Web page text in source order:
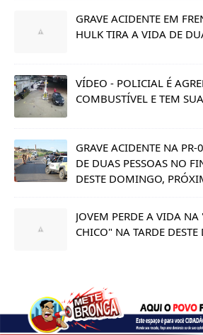
GRAVE ACIDENTE EM
HULK TIRA A VIDA DE
VÍDEO - POLICIAL É
COMBUSTÍVEL E TEM
GRAVE ACIDENTE NA
DE DUAS PESSOAS NO
DESTE DOMINGO,
JOVEM PERDE A VIDA
CHICO" NA TARDE